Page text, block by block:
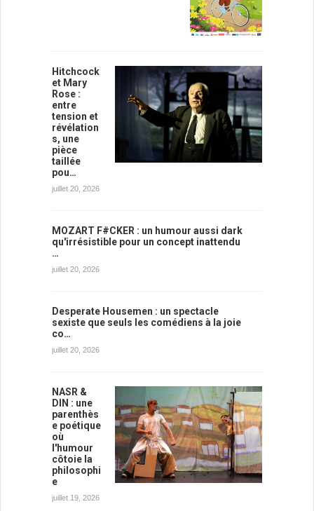
Hitchcock
et Mary
Rose :
entre
tension et
révélation
s, une
pièce
taillée
pou…
juillet 20, 2026
MOZART F#CKER : un humour aussi dark
qu'irrésistible pour un concept inattendu
…
juillet 20, 2026
Desperate Housemen : un spectacle
sexiste que seuls les comédiens à la joie
co…
juillet 20, 2026
NASR &
DIN : une
parenthès
e poétique
où
l'humour
côtoie la
philosophi
e
juillet 19, 2026